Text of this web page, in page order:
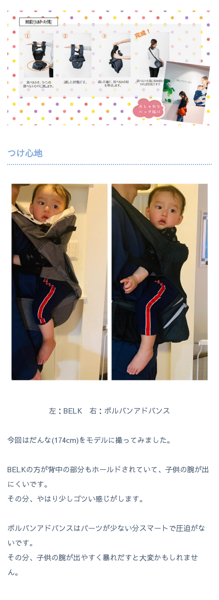
つけ心地
左：BELK 右：ポルバンアドバンス
今回はだんな(174cm)をモデルに撮ってみました。
BELKの方が背中の部分もホールドされていて、子供の腕が出
にくいです。
その分、やはり少しゴツい感じがします。
ポルバンアドバンスはパーツが少ない分スマートで圧迫がな
いです。
その分、子供の腕が出やすく暴れだすと大変かもしれませ
ん。